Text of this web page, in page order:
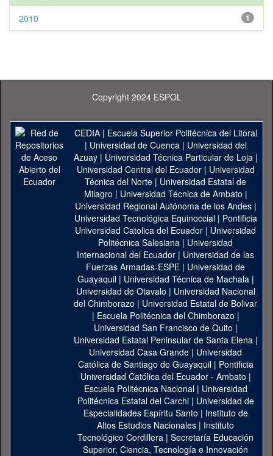
1
2010
Copyright 2024 ESPOL
CEDIA| Escuela Superior Politécnica del Litoral
| Universidad de Cuenca| Universidad del
Azuay| Universidad Técnica Particular de Loja|
Universidad Central del Ecuador| Universidad
Técnica del Norte | Universidad Estatal de
Milagro | Universidad Técnica de Ambato |
Universidad Regional Autónoma de los Andes|
Universidad Tecnológica Equinoccial| Pontificia
Universidad Catolica del Ecuador | Universidad
Politécnica Salesiana | Universidad
Internacional del Ecuador | Universidad de las
Fuerzas Armadas-ESPE | Universidad de
Guayaquil| Universidad Técnica de Machala|
Universidad de Otavalo | Universidad Nacional
del Chimborazo | Universidad Estatal de Bolivar
| Escuela Politécnica del Chimborazo |
Universidad San Francisco de Quito |
Universidad Estatal Peninsular de Santa Elena|
Universidad Casa Grande | Universidad
Católica de Santiago de Guayaquil| Pontificia
Universidad Católica del Ecuador - Ambato |
Escuela Politécnica Nacional| Universidad
Politécnica Estatal del Carchi| Universidad de
Especialidades Espíritu Santo | Instituto de
Altos Estudios Nacionales | Instituto
Tecnológico Cordillera | Secretaría Educación
Superior, Ciencia, Tecnología e Innovación